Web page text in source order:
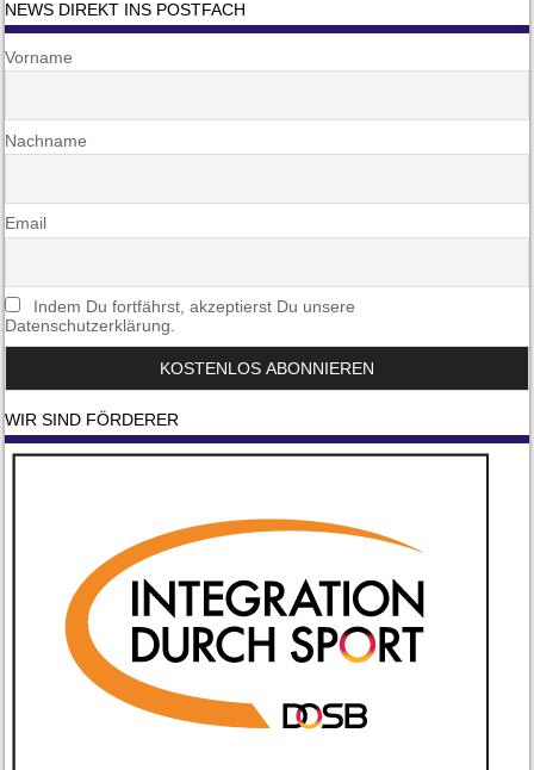
NEWS DIREKT INS POSTFACH
Vorname
Nachname
Email
Indem Du fortfährst, akzeptierst Du unsere
Datenschutzerklärung.
WIR SIND FÖRDERER